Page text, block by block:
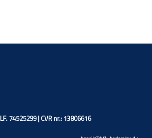
74525299 | CVR nr.: 13806616